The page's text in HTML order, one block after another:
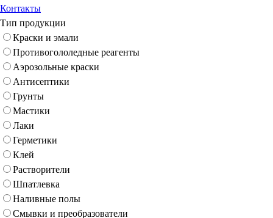
Контакты
Тип продукции
Краски и эмали
Противогололедные реагенты
Аэрозольные краски
Антисептики
Грунты
Мастики
Лаки
Герметики
Клей
Растворители
Шпатлевка
Наливные полы
Смывки и преобразователи